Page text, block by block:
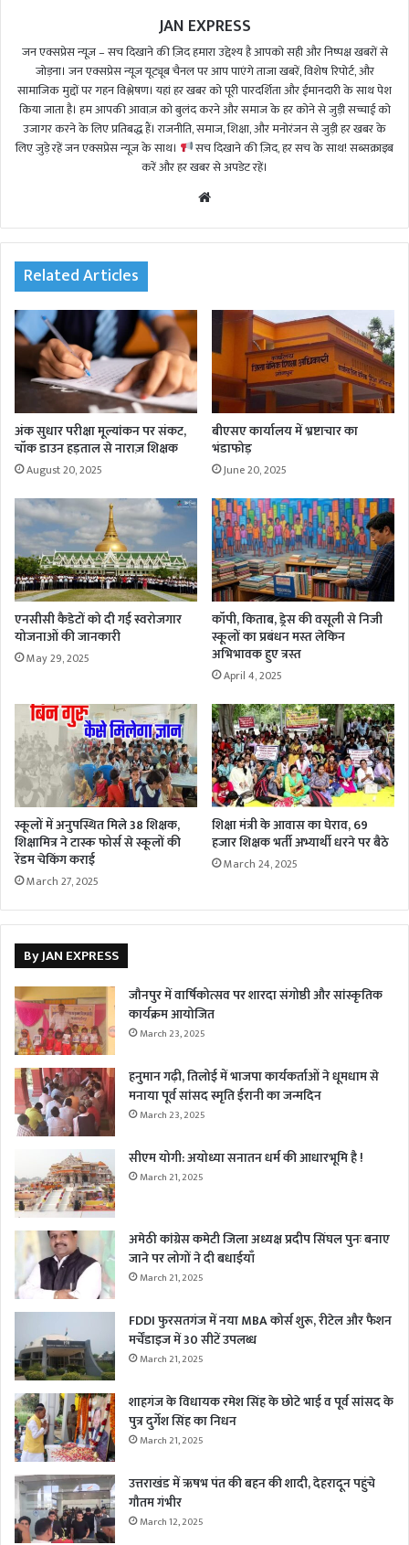
JAN EXPRESS
जन एक्सप्रेस न्यूज़ – सच दिखाने की ज़िद हमारा उद्देश्य है आपको सही और निष्पक्ष खबरों से
जोड़ना। जन एक्सप्रेस न्यूज़ यूट्यूब चैनल पर आप पाएंगे ताजा खबरें, विशेष रिपोर्ट, और
सामाजिक मुद्दों पर गहन विश्लेषण। यहां हर खबर को पूरी पारदर्शिता और ईमानदारी के साथ पेश
किया जाता है। हम आपकी आवाज़ को बुलंद करने और समाज के हर कोने से जुड़ी सच्चाई को
उजागर करने के लिए प्रतिबद्ध हैं। राजनीति, समाज, शिक्षा, और मनोरंजन से जुड़ी हर खबर के
लिए जुड़े रहें जन एक्सप्रेस न्यूज़ के साथ।
सच दिखाने की ज़िद, हर सच के साथ! सब्सक्राइब
करें और हर खबर से अपडेट रहें।
te
Related Articles
अंक सुधार परीक्षा मूल्यांकन पर संकट,
चॉक डाउन हड़ताल से नाराज़ शिक्षक
August 20, 2025
बीएसए कार्यालय में भ्रष्टाचार का
भंडाफोड़
June 20, 2025
एनसीसी कैडेटों को दी गई स्वरोजगार
योजनाओं की जानकारी
May 29, 2025
कॉपी, किताब, ड्रेस की वसूली से निजी
स्कूलों का प्रबंधन मस्त लेकिन
अभिभावक हुए त्रस्त
April 4, 2025
स्कूलों में अनुपस्थित मिले 38 शिक्षक,
शिक्षामित्र ने टास्क फोर्स से स्कूलों की
रेंडम चेकिंग कराई
March 27, 2025
शिक्षा मंत्री के आवास का घेराव, 69
हजार शिक्षक भर्ती अभ्यार्थी धरने पर बैठे
March 24, 2025
By JAN EXPRESS
जौनपुर में वार्षिकोत्सव पर शारदा संगोष्ठी और सांस्कृतिक
कार्यक्रम आयोजित
March 23, 2025
हनुमान गढ़ी, तिलोई में भाजपा कार्यकर्ताओं ने धूमधाम से
मनाया पूर्व सांसद स्मृति ईरानी का जन्मदिन
March 23, 2025
सीएम योगी: अयोध्या सनातन धर्म की आधारभूमि है !
March 21, 2025
अमेठी कांग्रेस कमेटी जिला अध्यक्ष प्रदीप सिंघल पुनः बनाए
जाने पर लोगों ने दी बधाईयाँ
March 21, 2025
FDDI फुरसतगंज में नया MBA कोर्स शुरू, रीटेल और फैशन
मर्चेंडाइज में 30 सीटें उपलब्ध
March 21, 2025
शाहगंज के विधायक रमेश सिंह के छोटे भाई व पूर्व सांसद के
पुत्र दुर्गेश सिंह का निधन
March 21, 2025
उत्तराखंड में ऋषभ पंत की बहन की शादी, देहरादून पहुंचे
गौतम गंभीर
March 12, 2025